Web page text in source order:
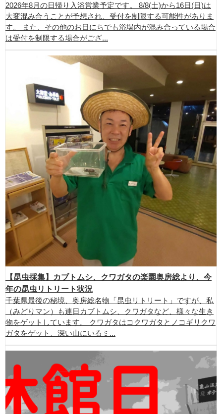
2026年8月の日帰り入浴営業予定です。 8/8(土)から16日(日)は
大変混み合うことが予想され、受付を制限する可能性がありま
す。 また、その他のお日にちでも浴場内が混み合っている場合
は受付を制限する場合がござ...
【昆虫採集】カブトムシ、クワガタの楽園奥房総より、今
年の昆虫リトリート状況
千葉県最後の秘境、奥房総名物「昆虫リトリート」ですが、私
（みどりマン）も連日カブトムシ、クワガタなど、様々な生き
物をゲットしています。 クワガタはコクワガタとノコギリクワ
ガタをゲット、深い山にいるミ...